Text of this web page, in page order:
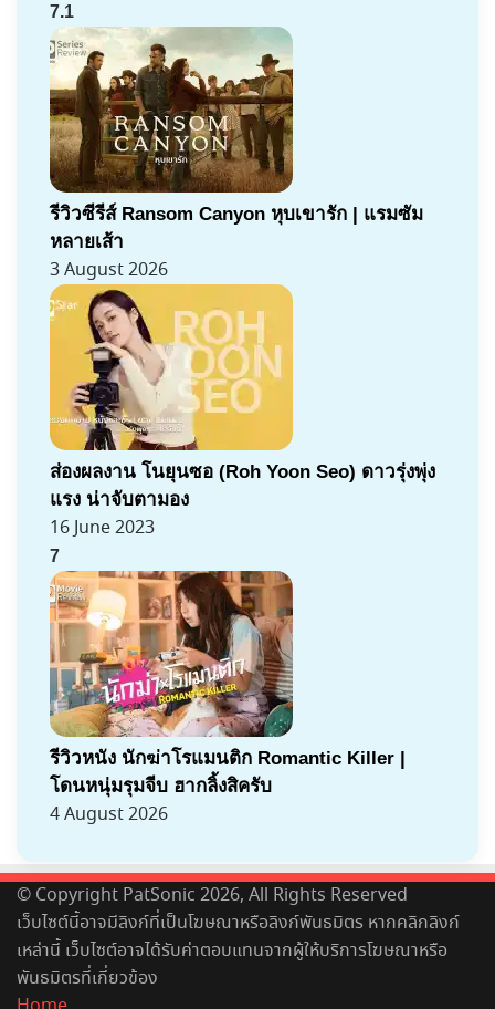
7.1
รีวิวซีรีส์ Ransom Canyon หุบเขารัก | แรมซัม
หลายเส้า
3 August 2026
ส่องผลงาน โนยุนซอ (Roh Yoon Seo) ดาวรุ่งพุ่ง
แรง น่าจับตามอง
16 June 2023
7
รีวิวหนัง นักฆ่าโรแมนติก Romantic Killer |
โดนหนุ่มรุมจีบ ฮากลิ้งสิครับ
4 August 2026
© Copyright PatSonic 2026, All Rights Reserved
เว็บไซต์นี้อาจมีลิงก์ที่เป็นโฆษณาหรือลิงก์พันธมิตร หากคลิกลิงก์
เหล่านี้ เว็บไซต์อาจได้รับค่าตอบแทนจากผู้ให้บริการโฆษณาหรือ
พันธมิตรที่เกี่ยวข้อง